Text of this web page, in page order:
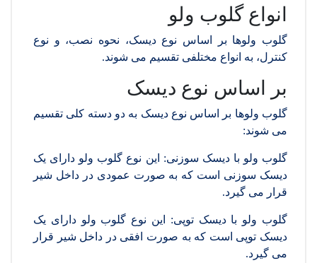
انواع گلوب ولو
گلوب ولوها بر اساس نوع دیسک، نحوه نصب، و نوع
کنترل، به انواع مختلفی تقسیم می شوند.
بر اساس نوع دیسک
گلوب ولوها بر اساس نوع دیسک به دو دسته کلی تقسیم
می شوند:
گلوب ولو با دیسک سوزنی: این نوع گلوب ولو دارای یک
دیسک سوزنی است که به صورت عمودی در داخل شیر
قرار می گیرد.
گلوب ولو با دیسک توپی: این نوع گلوب ولو دارای یک
دیسک توپی است که به صورت افقی در داخل شیر قرار
می گیرد.